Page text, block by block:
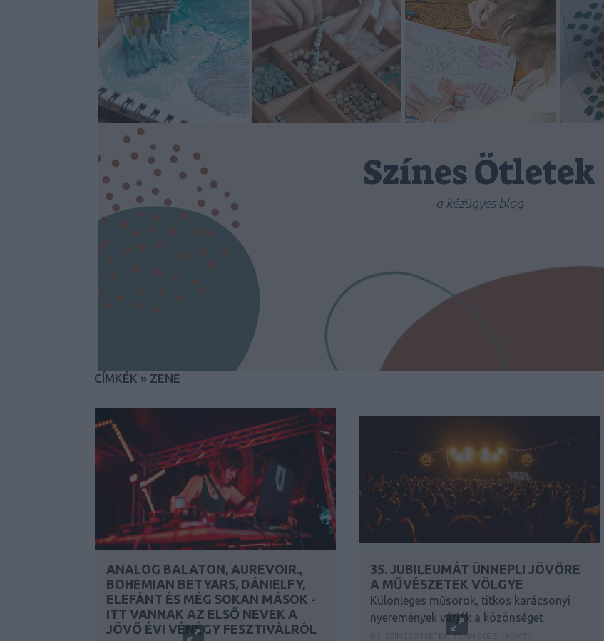
Színes Ötletek
a kézügyes blog
CÍMKÉK » ZENE
ANALOG BALATON, AUREVOIR.,
BOHEMIAN BETYARS, DÁNIELFY,
ELEFÁNT ÉS MÉG SOKAN MÁSOK -
ITT VANNAK AZ ELSŐ NEVEK A
JÖVŐ ÉVI VÉNÉGY FESZTIVÁLRÓL
35. JUBILEUMÁT ÜNNEPLI JÖVŐRE
A MŰVÉSZETEK VÖLGYE
Különleges műsorok, titkos karácsonyi
nyeremények várják a közönséget
SZÍNESÖTLETEK_TEAM